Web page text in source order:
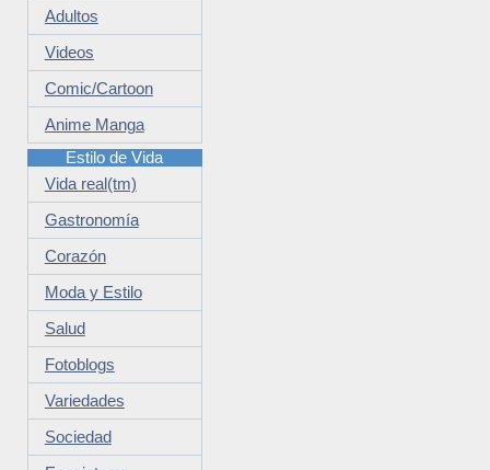
Adultos
Videos
Comic/Cartoon
Anime Manga
Estilo de Vida
Vida real(tm)
Gastronomía
Corazón
Moda y Estilo
Salud
Fotoblogs
Variedades
Sociedad